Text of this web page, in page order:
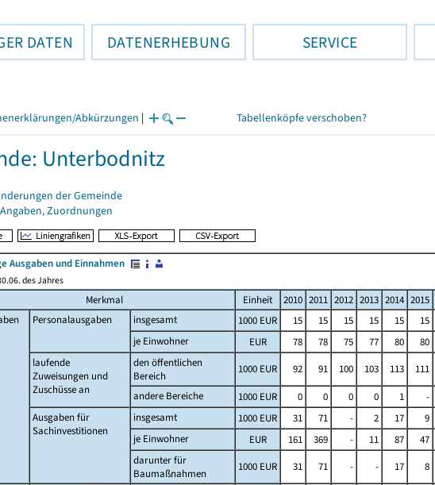
DATEN DATENERHEBUNG SERVICE
Abkürzungen | Tabellenköpfe verschoben?
Unterbodnitz
der Gemeinde
Zuordnungen
Ausgaben und Einnahmen
des Jahres
Merkmal Einheit 2010 2011 2012 2013 2014 2015
Personalausgaben insgesamt 1000 EUR 15 15 15 15 15 15
je Einwohner
EUR 78 78 75 77 80 80
laufende
Zuweisungen und
Zuschüsse an
den öffentlichen
Bereich
1000 EUR 92 91 100 103 113 111
andere Bereiche
1000 EUR 0 0 0 0 1 -
Ausgaben für
Sachinvestitionen
insgesamt 1000 EUR 31 71 - 2 17 9
je Einwohner
EUR 161 369 - 11 87 47
darunter für
Baumaßnahmen
1000 EUR 31 71 - - 17 8